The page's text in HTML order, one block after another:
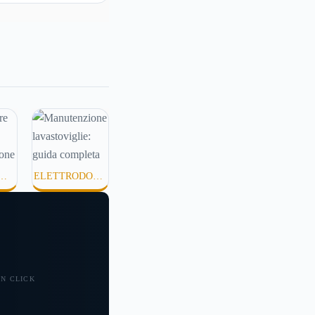
mesi caldi, molte
o difficili da
ELETTRODOME
STICI
CLICK